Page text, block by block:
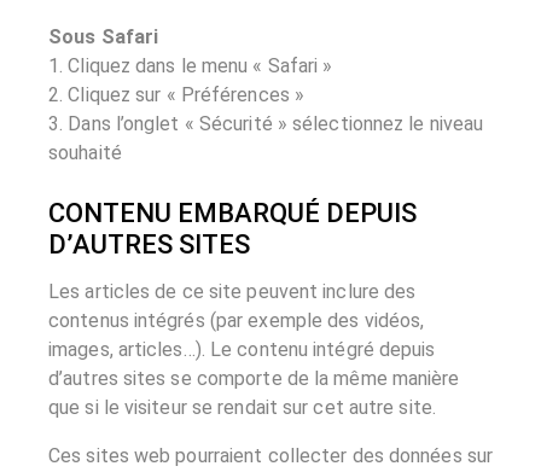
Sous Safari
1. Cliquez dans le menu « Safari »
2. Cliquez sur « Préférences »
3. Dans l’onglet « Sécurité » sélectionnez le niveau
souhaité
CONTENU EMBARQUÉ DEPUIS
D’AUTRES SITES
Les articles de ce site peuvent inclure des
contenus intégrés (par exemple des vidéos,
images, articles…). Le contenu intégré depuis
d’autres sites se comporte de la même manière
que si le visiteur se rendait sur cet autre site.
Ces sites web pourraient collecter des données sur